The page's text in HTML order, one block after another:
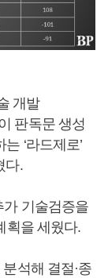
개발
판독문 생성
‘라드제로’
다.
가 기술검증을
획을 세웠다.
석해 결절·종